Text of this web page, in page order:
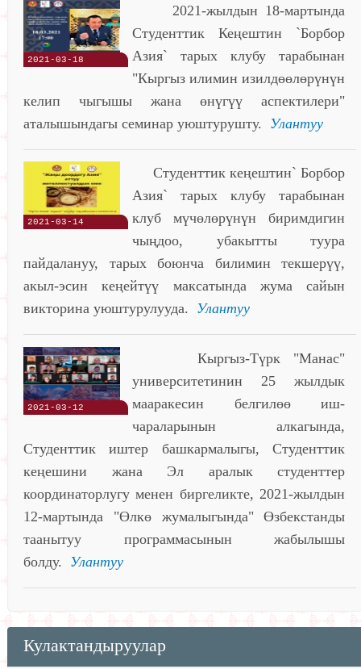
2021-03-18
2021-жылдын 18-мартында
Студенттик Кеңештин `Борбор
Азия` тарых клубу тарабынан
"Кыргыз илимин изилдөөлөрүнүн
келип чыгышы жана өнүгүү аспектилери"
аталышындагы семинар уюштурушту. Улантуу
2021-03-14
Студенттик кеңештин` Борбор
Азия` тарых клубу тарабынан
клуб мүчөлөрүнүн биримдигин
чыңдоо, убакытты туура
пайдалануу, тарых боюнча билимин текшерүү,
акыл-эсин кеңейтүү максатында жума сайын
викторина уюштурулууда. Улантуу
2021-03-12
Кыргыз-Түрк "Манас"
университетинин 25 жылдык
мааракесин белгилөө иш-
чараларынын алкагында,
Студенттик иштер башкармалыгы, Студенттик
кеңешини жана Эл аралык студенттер
координаторлугу менен биргеликте, 2021-жылдын
12-мартында "Өлкө жумалыгында" Өзбекстанды
таанытуу программасынын жабылышы
болду. Улантуу
Кулактандыруулар